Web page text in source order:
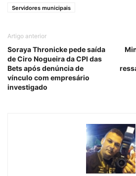
Servidores municipais
Artigo anterior
Soraya Thronicke pede saída
de Ciro Nogueira da CPI das
Bets após denúncia de
vínculo com empresário
investigado